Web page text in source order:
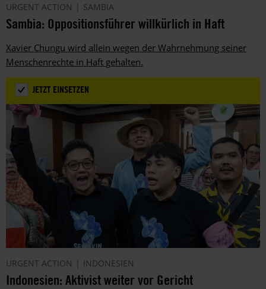
URGENT ACTION SAMBIA
Sambia: Oppositionsführer willkürlich in Haft
Xavier Chungu wird allein wegen der Wahrnehmung seiner
Menschenrechte in Haft gehalten.
JETZT EINSETZEN
URGENT ACTION INDONESIEN
Indonesien: Aktivist weiter vor Gericht